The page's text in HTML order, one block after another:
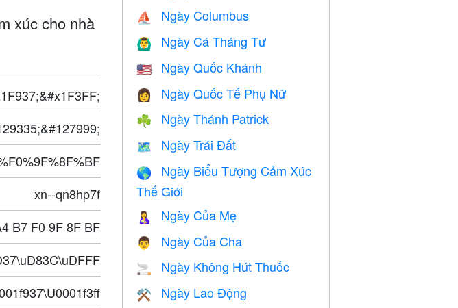
xúc cho nhà
xn--qn8hp7f
B7 F0 9F 8F BF
⛵️ Ngày Columbus
🙆‍♂️ Ngày Cá Tháng Tư
🇺🇸 Ngày Quốc Khánh
👩 Ngày Quốc Tế Phụ Nữ
☘️ Ngày Thánh Patrick
🗺️ Ngày Trái Đất
🌎
Ngày Biểu Tượng Cảm Xúc
Thế Giới
🤱 Ngày Của Mẹ
👨 Ngày Của Cha
🚬 Ngày Không Hút Thuốc
⚒️ Ngày Lao Động